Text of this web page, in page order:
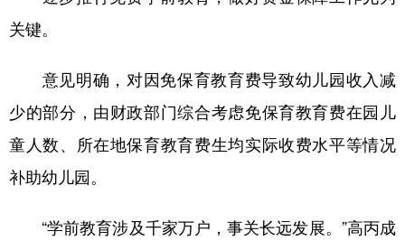
关键。
意见明确，对因免保育教育费导致幼儿园收入减
少的部分，由财政部门综合考虑免保育教育费在园儿
童人数、所在地保育教育费生均实际收费水平等情况
补助幼儿园。
“学前教育涉及千家万户，事关长远发展。”高丙成